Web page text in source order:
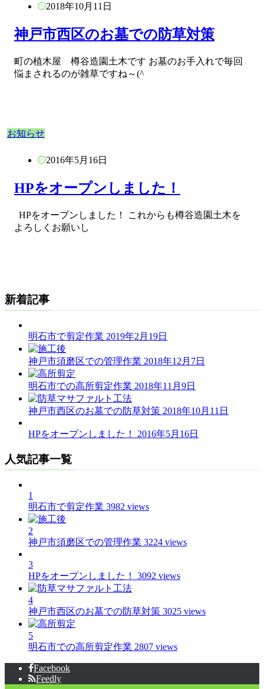
2018年10月11日
神戸市西区のお墓での防草対策
町の植木屋 樽谷造園土木です お墓のお手入れで毎回
悩まされるのが雑草ですね～(^
お知らせ
2016年5月16日
HPをオープンしました！
HPをオープンしました！ これからも樽谷造園土木を
よろしくお願いし
新着記事
明石市で剪定作業 2019年2月19日
神戸市須磨区での管理作業 2018年12月7日
明石市での高所剪定作業 2018年11月9日
神戸市西区のお墓での防草対策 2018年10月11日
HPをオープンしました！ 2016年5月16日
人気記事一覧
1
明石市で剪定作業 3982 views
2
神戸市須磨区での管理作業 3224 views
3
HPをオープンしました！ 3092 views
4
神戸市西区のお墓での防草対策 3025 views
5
明石市での高所剪定作業 2807 views
Facebook
Feedly